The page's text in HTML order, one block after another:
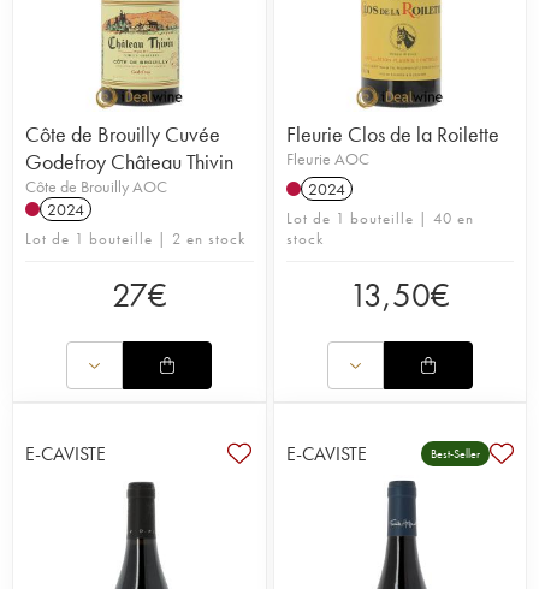
Côte de Brouilly Cuvée
Godefroy Château Thivin
Côte de Brouilly AOC
2024
Lot de 1 bouteille | 2 en stock
27€
Fleurie Clos de la Roilette
Fleurie AOC
2024
Lot de 1 bouteille | 40 en
stock
13,50€
E-CAVISTE E-CAVISTE Best-Seller